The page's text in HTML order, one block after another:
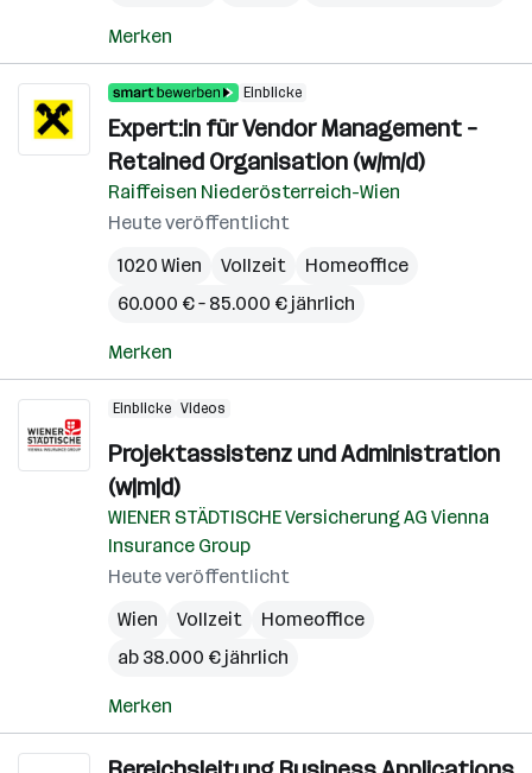
Merken
Einblicke
Expert:in für Vendor Management –
Retained Organisation (w/m/d)
Raiffeisen Niederösterreich-Wien
Heute veröffentlicht
1020 Wien
Vollzeit
Homeoffice
60.000 € – 85.000 € jährlich
Merken
Einblicke Videos
Projektassistenz und Administration
(w|m|d)
WIENER STÄDTISCHE Versicherung AG Vienna
Insurance Group
Heute veröffentlicht
Wien
Vollzeit
Homeoffice
ab 38.000 € jährlich
Merken